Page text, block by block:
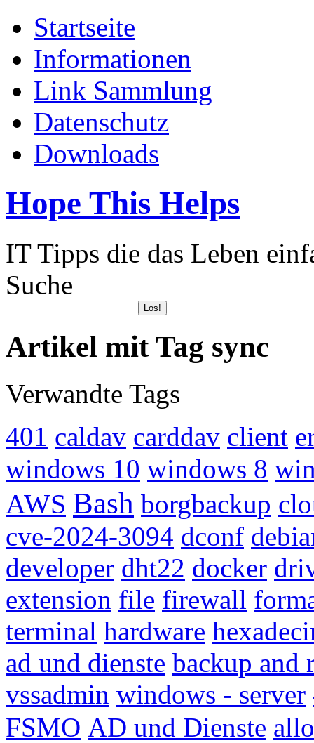
Startseite
Informationen
Link Sammlung
Datenschutz
Downloads
Hope This Helps
IT Tipps die das Leben
Suche
Artikel mit Tag sync
Verwandte Tags
401 caldav carddav client
windows 10 windows 8
AWS Bash borgbackup
cve-2024-3094 dconf
developer dht22 docker
extension file firewall
terminal hardware
ad und dienste backup and
vssadmin windows - server
FSMO AD und Dienste